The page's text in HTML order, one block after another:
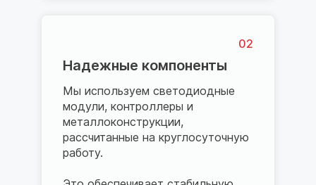
02
Надежные компоненты
Мы используем светодиодные
модули, контроллеры и
металлоконструкции,
рассчитанные на круглосуточную
работу.